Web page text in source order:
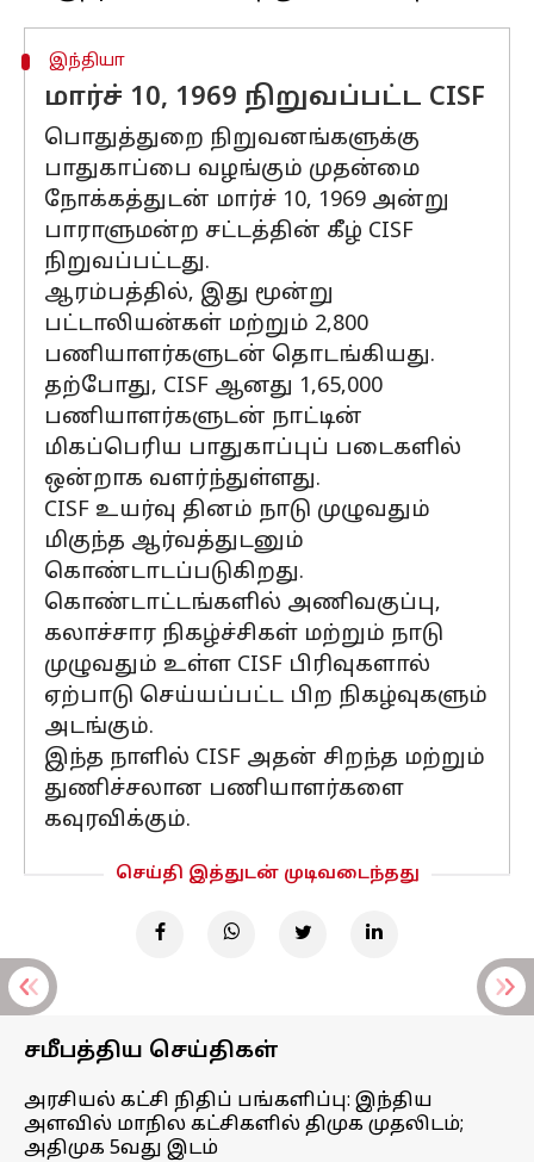
இந்தியா
மார்ச் 10, 1969 நிறுவப்பட்ட CISF
பொதுத்துறை நிறுவனங்களுக்கு
பாதுகாப்பை வழங்கும் முதன்மை
நோக்கத்துடன் மார்ச் 10, 1969 அன்று
பாராளுமன்ற சட்டத்தின் கீழ் CISF
நிறுவப்பட்டது.
ஆரம்பத்தில், இது மூன்று
பட்டாலியன்கள் மற்றும் 2,800
பணியாளர்களுடன் தொடங்கியது.
தற்போது, CISF ஆனது 1,65,000
பணியாளர்களுடன் நாட்டின்
மிகப்பெரிய பாதுகாப்புப் படைகளில்
ஒன்றாக வளர்ந்துள்ளது.
CISF உயர்வு தினம் நாடு முழுவதும்
மிகுந்த ஆர்வத்துடனும்
கொண்டாடப்படுகிறது.
கொண்டாட்டங்களில் அணிவகுப்பு,
கலாச்சார நிகழ்ச்சிகள் மற்றும் நாடு
முழுவதும் உள்ள CISF பிரிவுகளால்
ஏற்பாடு செய்யப்பட்ட பிற நிகழ்வுகளும்
அடங்கும்.
இந்த நாளில் CISF அதன் சிறந்த மற்றும்
துணிச்சலான பணியாளர்களை
கவுரவிக்கும்.
செய்தி இத்துடன் முடிவடைந்தது
சமீபத்திய செய்திகள்
அரசியல் கட்சி நிதிப் பங்களிப்பு: இந்திய
அளவில் மாநில கட்சிகளில் திமுக முதலிடம்;
அதிமுக 5வது இடம்